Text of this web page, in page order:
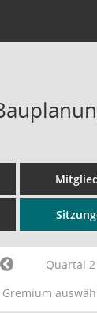
Quartal 2
Gremium